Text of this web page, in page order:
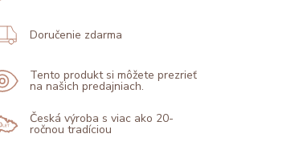
Doručenie zdarma
Tento produkt si môžete prezrieť
na našich predajniach.
Česká výroba s viac ako 20-
ročnou tradíciou